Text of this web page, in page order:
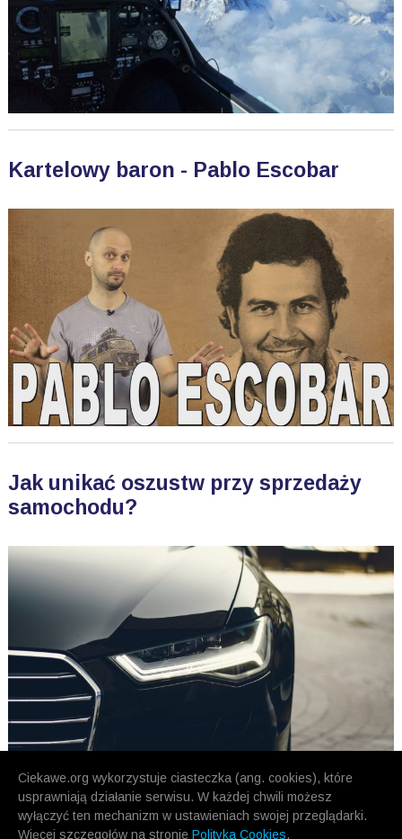
Ciekawe.org wykorzystuje ciasteczka (ang. cookies), które
usprawniają działanie serwisu. W każdej chwili możesz
wyłączyć ten mechanizm w ustawieniach swojej przeglądarki.
Więcej szczegołów na stronie Polityka Cookies.
Kartelowy baron - Pablo Escobar
Jak unikać oszustw przy sprzedaży
samochodu?